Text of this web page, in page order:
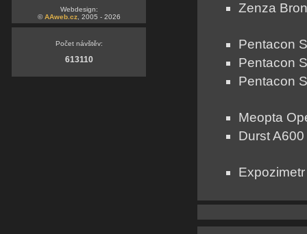
Webdesign:
©AAweb.cz, 2005 - 2026
Počet návštěv:
613110
Zenza
Pentacon
Pentacon
Pentacon
Meopta
Durst